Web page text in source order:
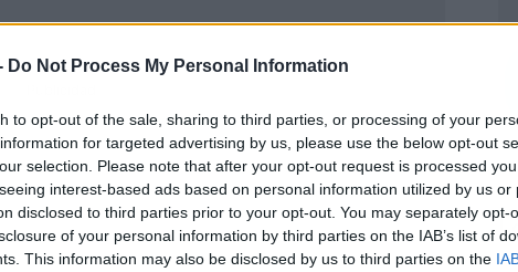
Do Not Process My Personal Information
to opt-out of the sale, sharing to third parties, or processing of your
for targeted advertising by us, please use the below opt-out
selection. Please note that after your opt-out request is processed
interest-based ads based on personal information utilized by us or
disclosed to third parties prior to your opt-out. You may separately opt-
of your personal information by third parties on the IAB’s list of
This information may also be disclosed by us to third parties on the